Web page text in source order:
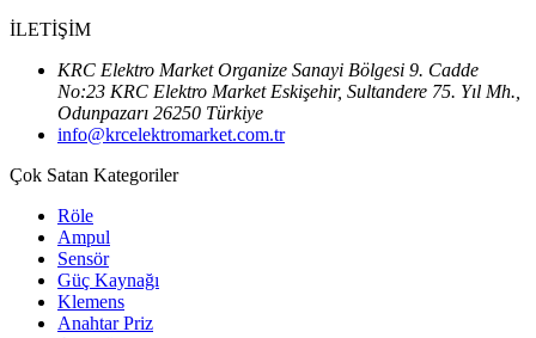
İLETİŞİM
KRC Elektro Market Organize Sanayi Bölgesi 9. Cadde
No:23 KRC Elektro Market Eskişehir, Sultandere 75. Yıl Mh.,
Odunpazarı 26250 Türkiye
info@krcelektromarket.com.tr
Çok Satan Kategoriler
Röle
Ampul
Sensör
Güç Kaynağı
Klemens
Anahtar Priz